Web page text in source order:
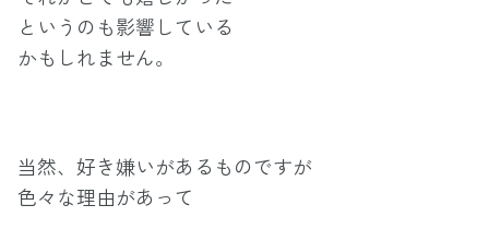
というのも影響している
かもしれません。
当然、好き嫌いがあるものですが
色々な理由があって